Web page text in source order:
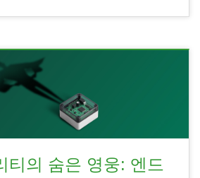
티의 숨은 영웅: 엔드